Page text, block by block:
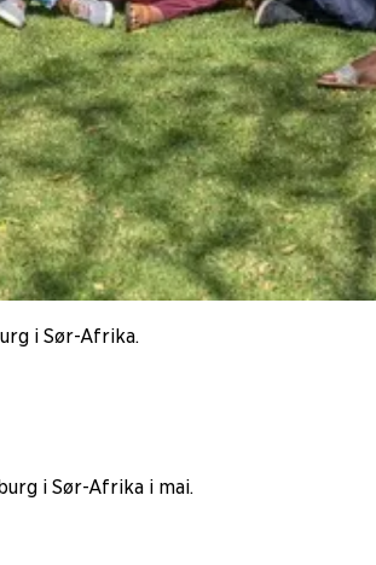
i Sør-Afrika.
i Sør-Afrika i mai.